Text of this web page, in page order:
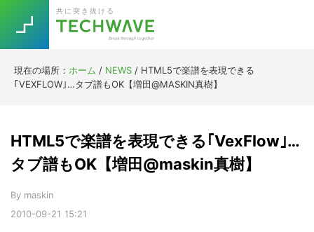
primary
navigation
main
content
primary
sidebar
footer
共に突き抜ける
現在の場所： ホーム / NEWS / HTML5で楽譜を表現できる
｢VEXFLOW｣…タブ譜もOK【増田@MASKIN真樹】
2010-09-21 15:21
HTML5で楽譜を表現できる｢VexFlow｣…
タブ譜もOK【増田@maskin真樹】
By maskin
TOPICS
RE:LIFE
[Startup]
Trend 今話題の注目キーワード
5G Asana テレワーク ニューノーマル